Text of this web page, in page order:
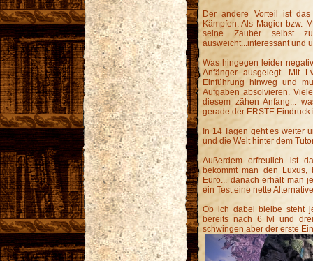
Der andere Vorteil ist
Kämpfen. Als Magier bzw.
seine Zauber selbst
ausweicht...interessant und
Was hingegen leider
Anfänger ausgelegt. Mit
Einführung hinweg und
Aufgaben absolvieren.
diesem zähen Anfang...
gerade der ERSTE
In 14 Tagen geht es weiter
und die Welt hinter dem
Außerdem erfreulich ist
bekommt man den Luxus,
Euro... danach erhält man
ein Test eine nette
Ob ich dabei bleibe steht
bereits nach 6 lvl und
schwingen aber der erste